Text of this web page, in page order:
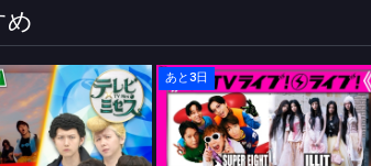
め
セス
あと3日
CDTV ライブ! ライブ!